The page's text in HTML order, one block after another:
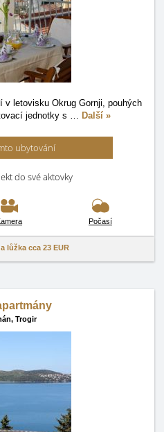
v letovisku Okrug Gornji, pouhých
jednotky s … Další »
ubytování
do své aktovky
Počasí
lůžka cca 23 EUR
Trogir